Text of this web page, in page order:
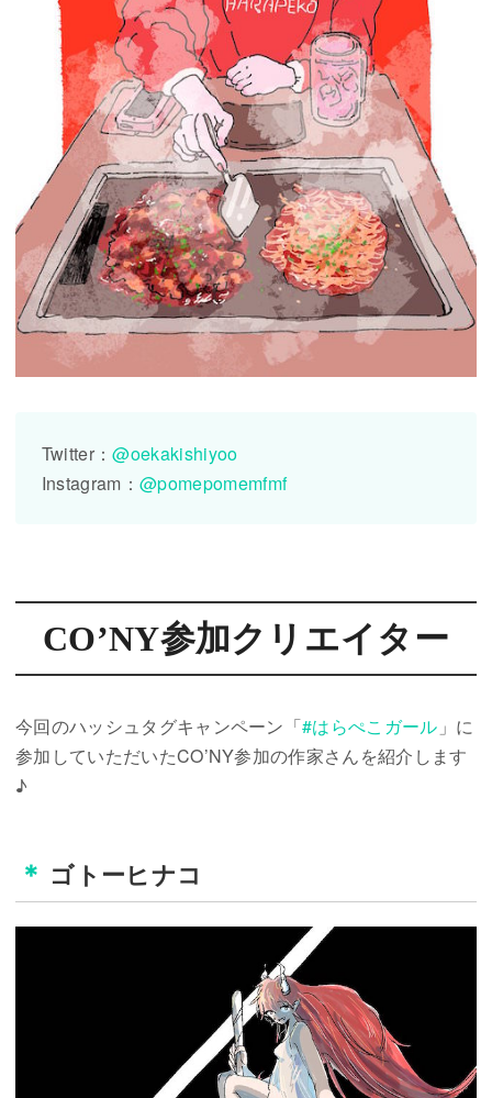
Twitter：@oekakishiyoo
Instagram： @pomepomemfmf
CO’NY参加クリエイター
今回のハッシュタグキャンペーン「#はらぺこガール 」に
参加していただいたCO’NY参加の作家さんを紹介します
♪
ゴトーヒナコ